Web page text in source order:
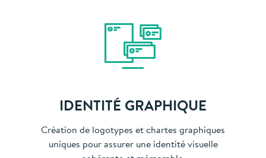
IDENTITÉ GRAPHIQUE
Création de logotypes et chartes graphiques
uniques pour assurer une identité visuelle